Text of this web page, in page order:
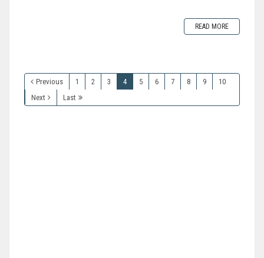
READ MORE
Previous 1 2 3 4 5 6 7 8 9
10
Next
Last